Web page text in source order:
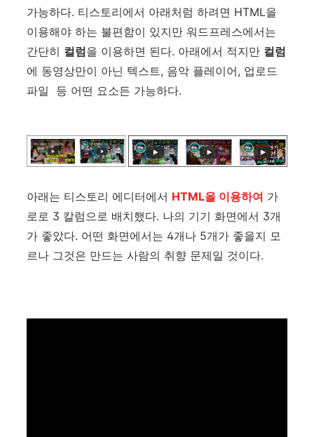
가능하다. 티스토리에서 아래처럼 하려면 HTML을
이용해야 하는 불편함이 있지만 워드프레스에서는
간단히 컬럼을 이용하면 된다. 아래에서 적지만 컬럼
에 동영상만이 아닌 텍스트, 음악 플레이어, 업로드
파일 등 어떤 요소든 가능하다.
아래는 티스토리 에디터에서 HTML을 이용하여 가
로로 3 칼럼으로 배치했다. 나의 기기 화면에서 3개
가 좋았다. 어떤 화면에서는 4개나 5개가 좋을지 모
르나 그것은 만드는 사람의 취향 문제일 것이다.